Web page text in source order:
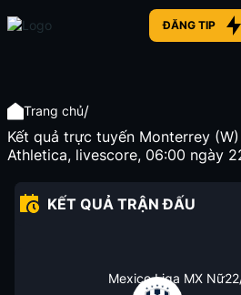
ĐĂNG TIP
Trang chủ/
Kết quả trực tuyến Monterrey
Athletica, livescore, 06:00 ngày
KẾT QUẢ TRẬN ĐẤU
Mexico Liga MX Nữ